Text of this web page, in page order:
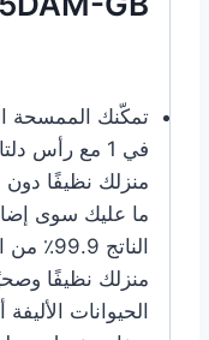
في 1 مع رأس
منزلك نظيفًا دون
ما عليك سوى
الناتج
منزلك نظيفًا
الحيوانات